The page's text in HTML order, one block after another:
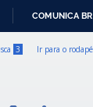
COMUNICA BR
3 Ir para o rodapé